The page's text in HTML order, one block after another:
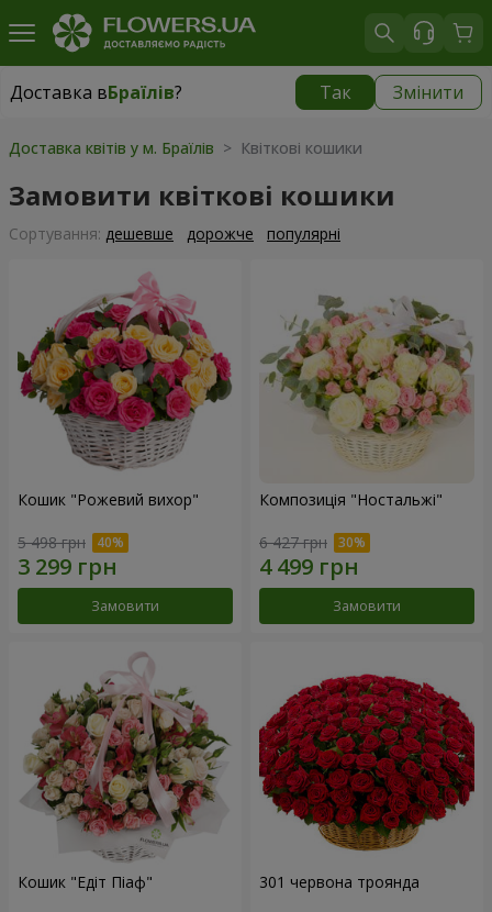
Доставка вБраїлів? Так Змінити
Доставка вБраїлів|
Доставка квітів у м. Браїлів > Квіткові кошики
Замовити квіткові кошики
Сортування: дешевше дорожче популярні
Кошик "Рожевий вихор"
5 498 грн
Замовити
Композиція "Ностальжі"
6 427 грн
Замовити
Кошик "Едіт Піаф" 301 червона троянда